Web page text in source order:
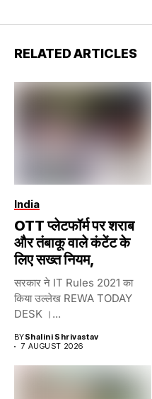
RELATED ARTICLES
India
OTT प्लेटफॉर्म पर शराब
और तंबाकू वाले कंटेंट के
लिए सख्त नियम,
सरकार ने IT Rules 2021 का
किया उल्लेख REWA TODAY
DESK ।...
BYShalini Shrivastav
7 AUGUST 2026